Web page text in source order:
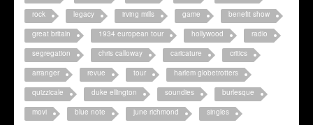
rock
legacy irving mills game
benefit show
great britain
1934 european tour hollywood
radio
segregation
chris calloway caricature
critics
arranger
revue tour
harlem globetrotters
quizzicale
duke ellington soundies
burlesque
movi
blue note june richmond
singles